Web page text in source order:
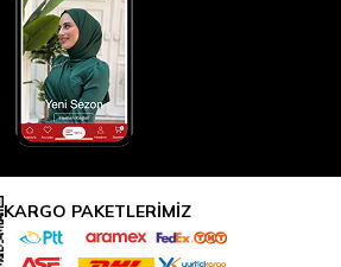
KARGO PAKETLERİMİZ